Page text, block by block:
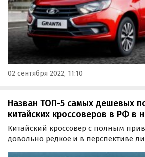
02 сентября 2022, 11:10
Назван ТОП-5 самых дешевых
китайских кроссоверов в РФ в
Китайский кроссовер с полным
довольно редкое и в перспективе